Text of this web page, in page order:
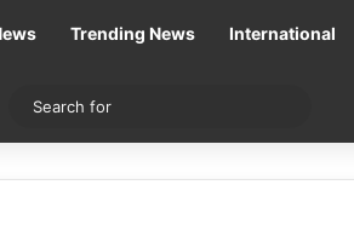
Trending News International
Switch skin
for